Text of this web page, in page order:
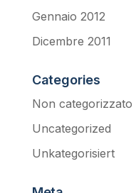
Gennaio 2012
Dicembre 2011
Categories
Non categorizzato
Uncategorized
Unkategorisiert